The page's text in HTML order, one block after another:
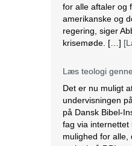
for alle aftaler og
amerikanske og
regering, siger
krisemøde. […]
Læs teologi
Det er nu muligt
undervisningen
på Dansk Bibel-
fag via internettet
mulighed for